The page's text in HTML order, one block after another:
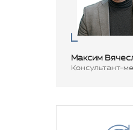
Максим
Консультант-